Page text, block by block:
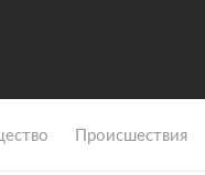
Происшествия